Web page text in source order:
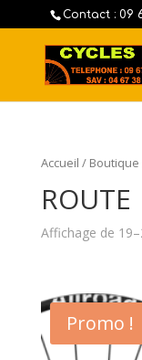
Contact : 09
Accueil / Boutique
ROUTE
Affichage de
Promo !